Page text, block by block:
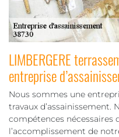
LIMBERGERE
entreprise
Nous sommes une
travaux d’assainissement.
compétences nécessaires
l’accomplissement de